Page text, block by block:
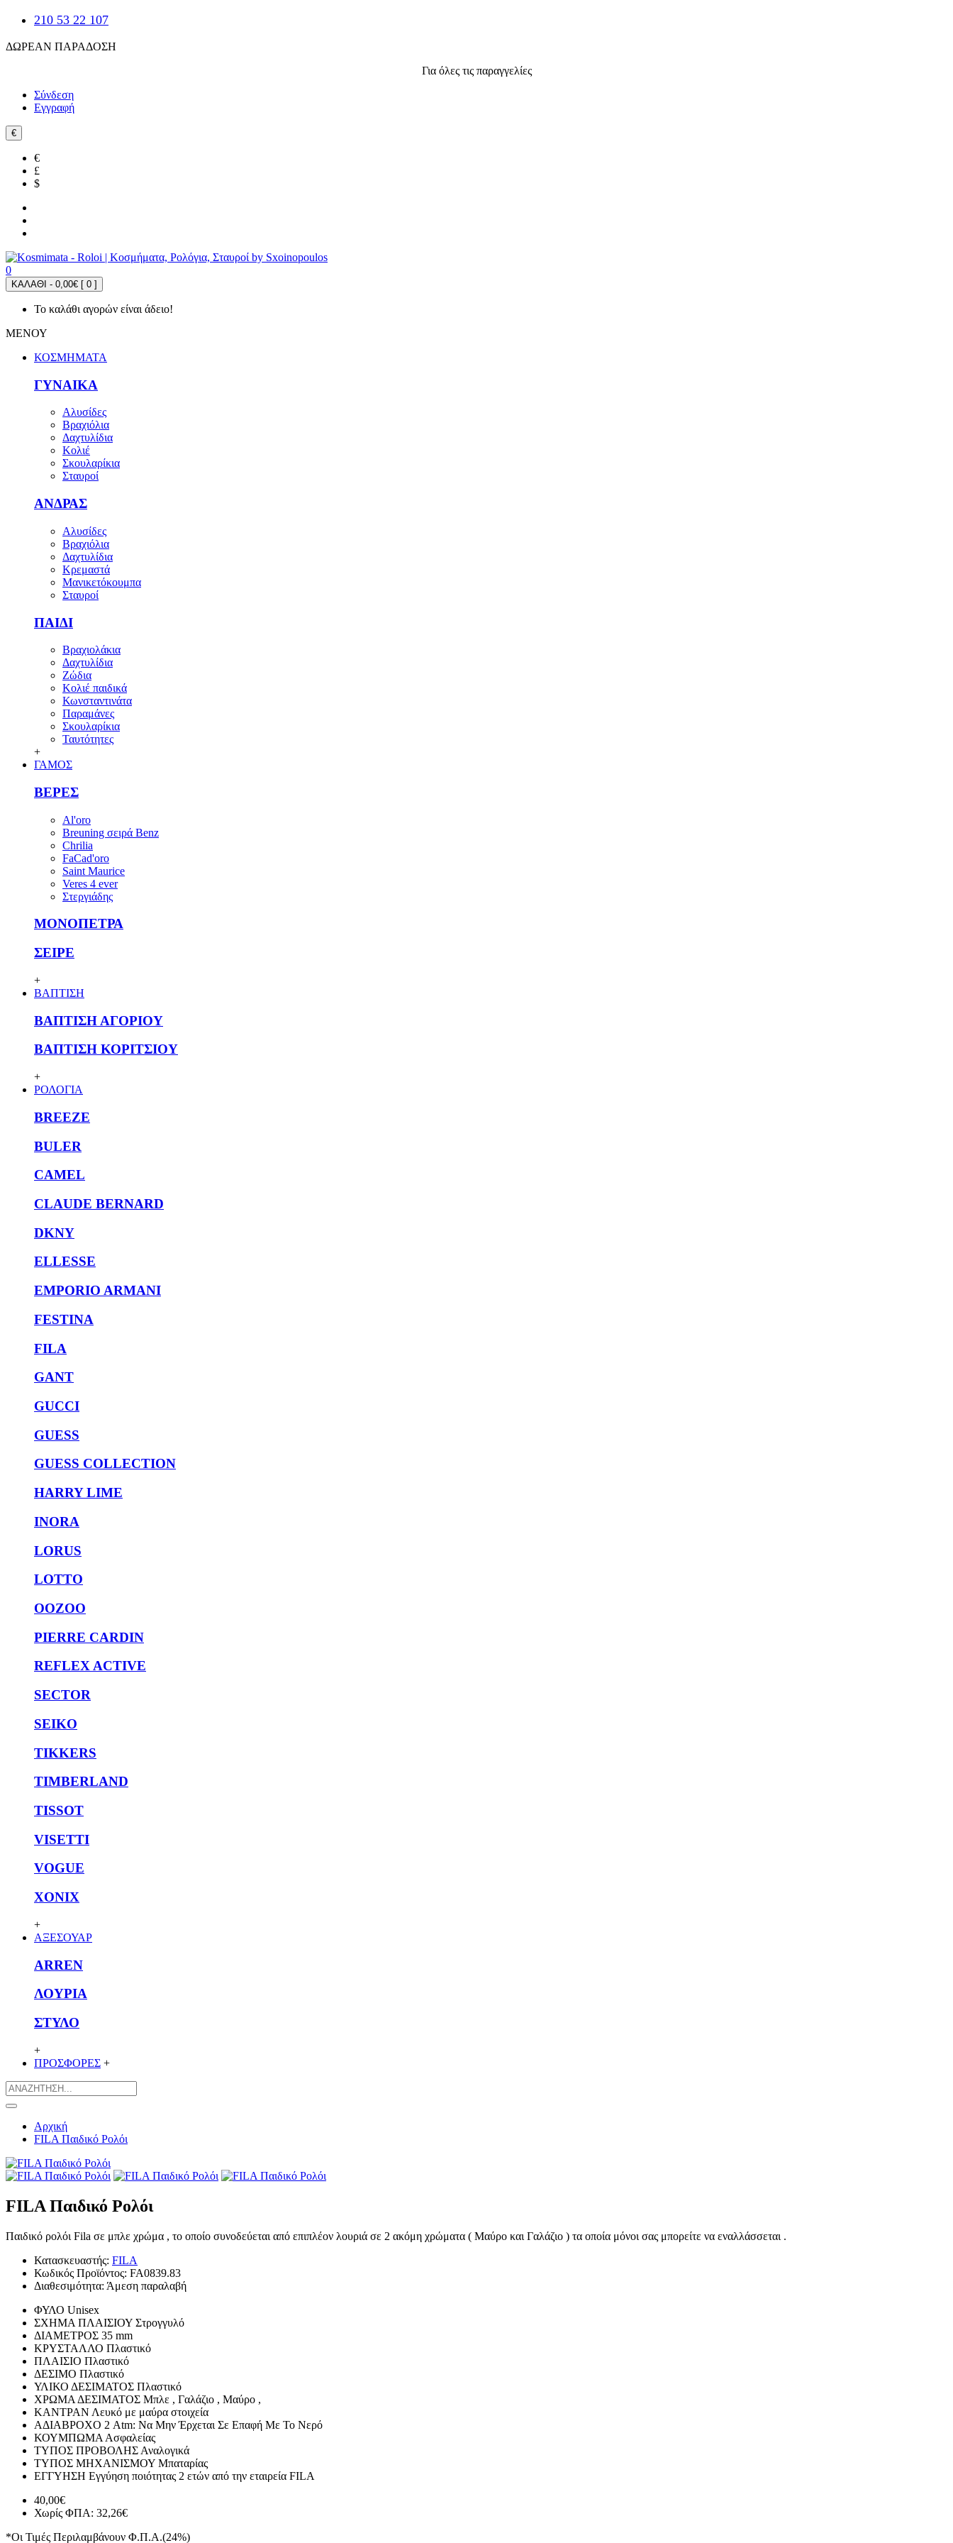
210 53 22 107
ΔΩΡΕΑΝ ΠΑΡΑΔΟΣΗ
Για όλες τις παραγγελίες
Σύνδεση
Εγγραφή
€
€
£
$
0
ΚΑΛΑΘΙ - 0,00€ [ 0 ]
Το καλάθι αγορών είναι άδειο!
ΜΕΝΟΥ
ΚΟΣΜΗΜΑΤΑ
ΓΥΝΑΙΚΑ
Αλυσίδες
Βραχιόλια
Δαχτυλίδια
Κολιέ
Σκουλαρίκια
Σταυροί
ΑΝΔΡΑΣ
Αλυσίδες
Βραχιόλια
Δαχτυλίδια
Κρεμαστά
Μανικετόκουμπα
Σταυροί
ΠΑΙΔΙ
Βραχιολάκια
Δαχτυλίδια
Ζώδια
Κολιέ παιδικά
Κωνσταντινάτα
Παραμάνες
Σκουλαρίκια
Ταυτότητες
+
ΓΑΜΟΣ
ΒΕΡΕΣ
Al'oro
Breuning σειρά Benz
Chrilia
FaCad'oro
Saint Maurice
Veres 4 ever
Στεργιάδης
ΜΟΝΟΠΕΤΡΑ
ΣΕΙΡΕ
+
ΒΑΠΤΙΣΗ
ΒΑΠΤΙΣΗ ΑΓΟΡΙΟΥ
ΒΑΠΤΙΣΗ ΚΟΡΙΤΣΙΟΥ
+
ΡΟΛΟΓΙΑ
BREEZE
BULER
CAMEL
CLAUDE BERNARD
DKNY
ELLESSE
EMPORIO ARMANI
FESTINA
FILA
GANT
GUCCI
GUESS
GUESS COLLECTION
HARRY LIME
INORA
LORUS
LOTTO
OOZOO
PIERRE CARDIN
REFLEX ACTIVE
SECTOR
SEIKO
TIKKERS
TIMBERLAND
TISSOT
VISETTI
VOGUE
XONIX
+
ΑΞΕΣΟΥΑΡ
ARREN
ΛΟΥΡΙΑ
ΣΤΥΛΟ
+
ΠΡΟΣΦΟΡΕΣ +
Αρχική
FILA Παιδικό Ρολόι
FILA Παιδικό Ρολόι
Παιδικό ρολόι Fila σε μπλε χρώμα , το οποίο συνοδεύεται από επιπλέον λουριά σε 2 ακόμη χρώματα ( Μαύρο και Γαλάζιο ) τα οποία μόνοι σας μπορείτε να εναλλάσσεται .
Κατασκευαστής: FILA
Κωδικός Προϊόντος: FA0839.83
Διαθεσιμότητα: Άμεση παραλαβή
ΦΥΛΟ Unisex
ΣΧΗΜΑ ΠΛΑΙΣΙΟΥ Στρογγυλό
ΔΙΑΜΕΤΡΟΣ 35 mm
ΚΡΥΣΤΑΛΛΟ Πλαστικό
ΠΛΑΙΣΙΟ Πλαστικό
ΔΕΣΙΜΟ Πλαστικό
ΥΛΙΚΟ ΔΕΣΙΜΑΤΟΣ Πλαστικό
ΧΡΩΜΑ ΔΕΣΙΜΑΤΟΣ Μπλε , Γαλάζιο , Μαύρο ,
ΚΑΝΤΡΑΝ Λευκό με μαύρα στοιχεία
ΑΔΙΑΒΡΟΧΟ 2 Atm: Να Μην Έρχεται Σε Επαφή Με Το Νερό
ΚΟΥΜΠΩΜΑ Ασφαλείας
ΤΥΠΟΣ ΠΡΟΒΟΛΗΣ Αναλογικά
ΤΥΠΟΣ ΜΗΧΑΝΙΣΜΟΥ Μπαταρίας
ΕΓΓΥΗΣΗ Εγγύηση ποιότητας 2 ετών από την εταιρεία FILA
40,00€
Χωρίς ΦΠΑ: 32,26€
*Οι Τιμές Περιλαμβάνουν Φ.Π.Α.(24%)